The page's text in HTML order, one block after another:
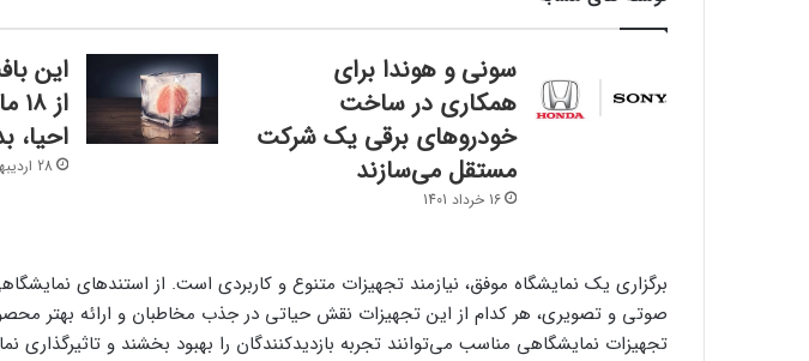
سونی و هوندا برای
همکاری در ساخت
خودروهای برقی یک شرکت
مستقل می‌سازند
16 خرداد 1401
این
احیا،
28 اردیبهشت 1403
برگزاری یک نمایشگاه موفق، نیازمند تجهیزات متنوع و کاربردی است. از استندهای
صوتی و تصویری، هر کدام از این تجهیزات نقش حیاتی در جذب مخاطبان و ارائه بهتر
تجهیزات نمایشگاهی مناسب می‌توانند تجربه بازدیدکنندگان را بهبود بخشند و تاثیرگذاری